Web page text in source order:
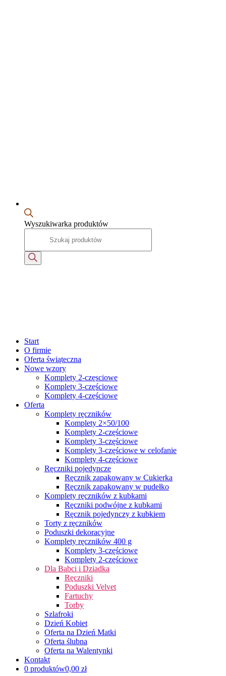
Wyszukiwarka produktów
Start
O firmie
Oferta świąteczna
Nowe wzory
Komplety 2-częsciowe
Komplety 3-częściowe
Komplety 4-częściowe
Oferta
Komplety ręczników
Komplety 2×50/100
Komplety 2-częściowe
Komplety 3-częściowe
Komplety 3-częściowe w celofanie
Komplety 4-częściowe
Ręczniki pojedyncze
Ręcznik zapakowany w Cukierka
Ręcznik zapakowany w pudełko
Komplety ręczników z kubkami
Ręczniki podwójne z kubkami
Ręcznik pojedynczy z kubkiem
Torty z ręczników
Poduszki dekoracyjne
Komplety ręczników 400 g
Komplety 3-częściowe
Komplety 2-częściowe
Dla Babci i Dziadka
Ręczniki
Poduszki Velvet
Fartuchy
Torby
Szlafroki
Dzień Kobiet
Oferta na Dzień Matki
Oferta ślubna
Oferta na Walentynki
Kontakt
0 produktów0,00 zł